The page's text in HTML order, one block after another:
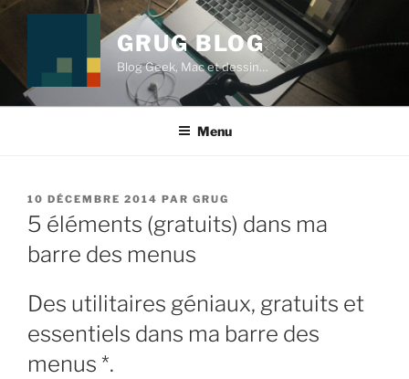
Aller
principal
GRUG BLOG
Blog Geek, Mac et dessin…
Menu
PUBLIÉ
LE
10 DÉCEMBRE 2014 PAR GRUG
5 éléments (gratuits) dans ma
barre des menus
Des utilitaires géniaux, gratuits et
essentiels dans ma barre des
menus *.